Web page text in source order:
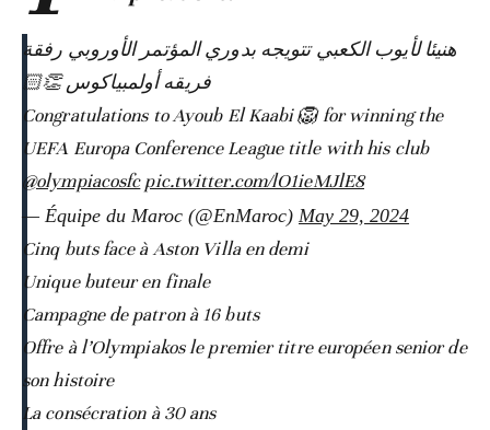
هنيئا لأيوب الكعبي تتويجه بدوري المؤتمر الأوروبي رفقة
فريقه أولمبياكوس 👏🏻
Congratulations to Ayoub El Kaabi 🦁 for winning the
UEFA Europa Conference League title with his club
@olympiacosfc pic.twitter.com/lO1ieMJlE8
— Équipe du Maroc (@EnMaroc) May 29, 2024
Cinq buts face à Aston Villa en demi
Unique buteur en finale
Campagne de patron à 16 buts
Offre à l’Olympiakos le premier titre européen senior de
son histoire
La consécration à 30 ans